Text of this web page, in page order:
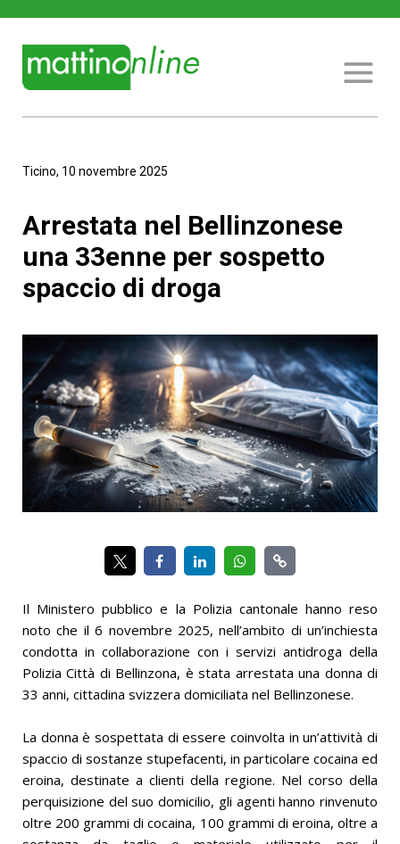
Ticino, 10 novembre 2025
Arrestata nel Bellinzonese
una 33enne per sospetto
spaccio di droga
Il Ministero pubblico e la Polizia cantonale hanno reso
noto che il 6 novembre 2025, nell’ambito di un’inchiesta
condotta in collaborazione con i servizi antidroga della
Polizia Città di Bellinzona, è stata arrestata una donna di
33 anni, cittadina svizzera domiciliata nel Bellinzonese.
La donna è sospettata di essere coinvolta in un’attività di
spaccio di sostanze stupefacenti, in particolare cocaina ed
eroina, destinate a clienti della regione. Nel corso della
perquisizione del suo domicilio, gli agenti hanno rinvenuto
oltre 200 grammi di cocaina, 100 grammi di eroina, oltre a